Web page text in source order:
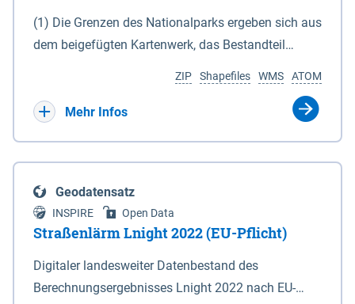
(1) Die Grenzen des Nationalparks ergeben sich aus
dem beigefügten Kartenwerk, das Bestandteil
(DTK) im Maßstab 1 : 100 000 (Anlage 2), 2.
verkleinerte Amtliche Karte 1 : 5 000 (AK5) im
projizierte Koordinaten im Europäischen
Terrestrischen Referenzsystem 1989 (ETRS 89) mit
der Universalen Transversalen Mercator-Abbildung
bezogen auf die Zone 32 N (UTM 32N) dargestellt
(Anlage 4); Gleiches gilt für die geografischen
ATOM
WMS
Shapefiles
ZIP
Mehr Infos
Geodatensatz
INSPIRE Open Data
Straßenlärm Lnight 2022 (EU-Pflicht)
Digitaler landesweiter Datenbestand des
Berechnungsergebnisses Lnight 2022 nach EU-